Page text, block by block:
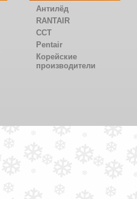
Антилёд
RANTAIR
CCT
Pentair
Корейские
производители